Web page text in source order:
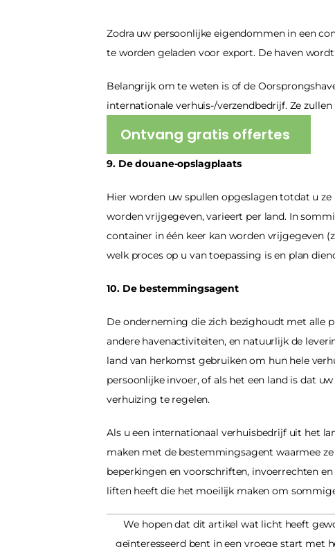
Zodra uw persoonlijke eigendommen in een
te worden geladen voor export. De haven
Belangrijk om te weten is of de
internationale verhuis-/verzendbedrijf. Ze
Ontvang gratis offertes
9. De douane-opslagplaats
Hier worden uw spullen opgeslagen totdat u
worden vrijgegeven, varieert per land. In
container in één keer kan worden vrijgegeven
welk proces op u van toepassing is en plan
10. De bestemmingsagent
De onderneming die zich bezighoudt met alle
andere havenactiviteiten, en natuurlijk de
land van herkomst gebruiken om hun hele
persoonlijke invoer, of als het een land is dat
verhuizing te regelen.
Als u een internationaal verhuisbedrijf uit het
maken met de bestemmingsagent waarmee
beperkingen en voorschriften, invoerrechten
liften heeft die het moeilijk maken om
We hopen dat dit artikel wat licht heeft
geïnteresseerd bent in een vroege start met